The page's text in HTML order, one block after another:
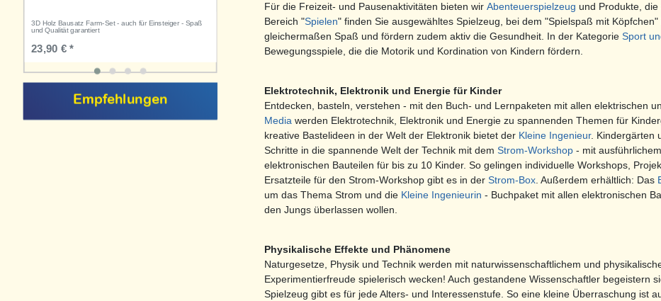
3D Holz Bausatz Farm-Set - auch für Einsteiger - Spaß
und Qualität garantiert
23,90 € *
3D Holz Puzzle Ananas - auch für Einsteiger - Spaß und
5,99 € *
3D Holz Puzzle Ananas Deluxe - auch für Einsteiger -
7,99 € *
Empfehlungen
Für die Freizeit- und Pausenaktivitäten bieten wir Abenteuerspielzeug und Produkte,
Bereich "Spielen" finden Sie ausgewähltes Spielzeug, bei dem "Spielspaß mit
gleichermaßen Spaß und fördern zudem aktiv die Gesundheit. In der Kategorie Sport
Bewegungsspiele, die die Motorik und Kordination von Kindern fördern.
Elektrotechnik, Elektronik und Energie für Kinder
Entdecken, basteln, verstehen - mit den Buch- und Lernpaketen mit allen elektrischen
Media werden Elektrotechnik, Elektronik und Energie zu spannenden Themen für
kreative Bastelideen in der Welt der Elektronik bietet der Kleine Ingenieur. Kindergärten
Schritte in die spannende Welt der Technik mit dem Strom-Workshop - mit
elektronischen Bauteilen für bis zu 10 Kinder. So gelingen individuelle Workshops,
Ersatzteile für den Strom-Workshop gibt es in der Strom-Box . Außerdem erhältlich: Das
um das Thema Strom und die Kleine Ingenieurin - Buchpaket mit allen elektronischen
den Jungs überlassen wollen.
Physikalische Effekte und Phänomene
Naturgesetze, Physik und Technik werden mit naturwissenschaftlichem und
Experimentierfreude spielerisch wecken! Auch gestandene Wissenschaftler begeistern
Spielzeug gibt es für jede Alters- und Interessenstufe. So eine kleine Überraschung ist